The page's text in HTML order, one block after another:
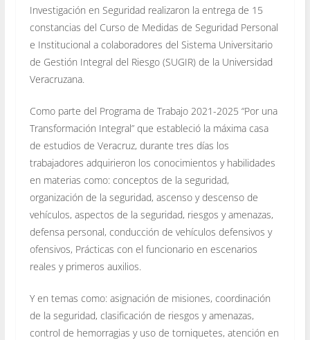
Investigación en Seguridad realizaron la entrega de 15
constancias del Curso de Medidas de Seguridad Personal
e Institucional a colaboradores del Sistema Universitario
de Gestión Integral del Riesgo (SUGIR) de la Universidad
Veracruzana.
Como parte del Programa de Trabajo 2021-2025 “Por una
Transformación Integral” que estableció la máxima casa
de estudios de Veracruz, durante tres días los
trabajadores adquirieron los conocimientos y habilidades
en materias como: conceptos de la seguridad,
organización de la seguridad, ascenso y descenso de
vehículos, aspectos de la seguridad, riesgos y amenazas,
defensa personal, conducción de vehículos defensivos y
ofensivos, Prácticas con el funcionario en escenarios
reales y primeros auxilios.
Y en temas como: asignación de misiones, coordinación
de la seguridad, clasificación de riesgos y amenazas,
control de hemorragias y uso de torniquetes, atención en